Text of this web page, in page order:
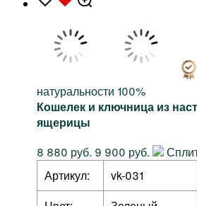
натуральности 100%
Кошелек и ключница из
ящерицы
8 880 руб. 9 900 руб.
Артикул:
vk-031